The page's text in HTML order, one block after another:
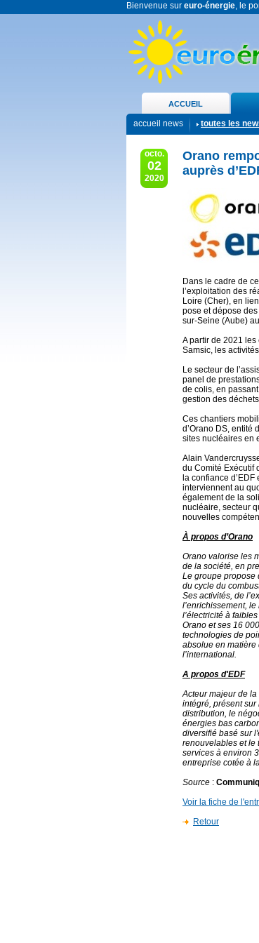
Bienvenue sur euro-énergie, le
ACCUEIL
accueil news toutes les
octo.
02
2020
Orano
auprès
Dans le cadre de
l’exploitation des
Loire (Cher), en
pose et dépose
sur-Seine (Aube)
A partir de 2021
Samsic, les
Le secteur de
panel de
de colis, en
gestion des
Ces chantiers
d’Orano DS, entité
sites nucléaires en
Alain
du Comité Exécutif
la confiance
interviennent au
également de la
nucléaire, secteur
nouvelles
À propos d’Orano
Orano valorise les
de la société, en
Le groupe propose
du cycle du
Ses activités, de
l’enrichissement,
l’électricité à
Orano et ses 16
technologies de
absolue en matière
l’international.
A propos d'EDF
Acteur majeur de
intégré, présent sur
distribution, le
énergies bas
diversifié basé sur
renouvelables et le
services à environ
entreprise cotée à
Source :
Voir la fiche de
Retour